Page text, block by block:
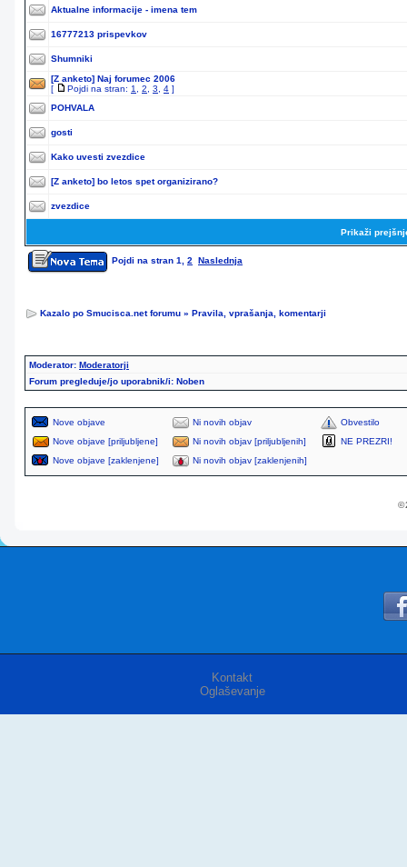
Aktualne informacije - imena tem
16777213 prispevkov
Shumniki
[Z anketo] Naj forumec 2006
[
Pojdi na stran: 1 2 3 4 ]
POHVALA
gosti
Kako uvesti zvezdice
[Z anketo] bo letos spet organizirano?
zvezdice
Prikaži
Pojdi na stran 1 2 Naslednja
Kazalo po Smucisca.net forumu » Pravila, vprašanja, komentarji
Moderator: Moderatorji
Forum pregleduje/jo uporabnik/i: Noben
Nove objave Ni novih objav
Obvestilo
Nove objave [priljubljene]
Ni novih objav [priljubljenih]
NE PREZRI!
Nove objave [zaklenjene]
Ni novih objav [zaklenjenih]
©
Kontakt
Oglaševanje